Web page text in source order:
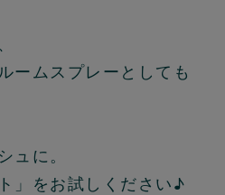
ームスプレーとしても
ュに。
」をお試しください♪